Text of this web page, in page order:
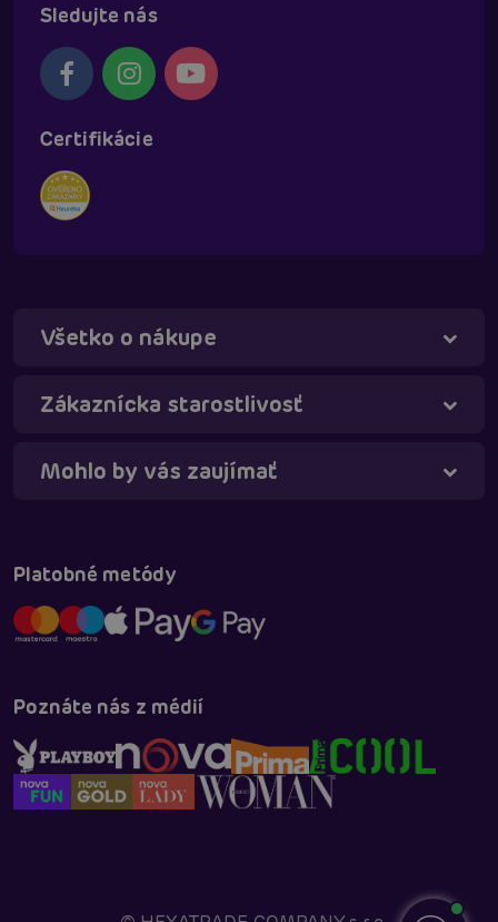
Sledujte nás
Certifikácie
Všetko o nákupe
Zákaznícka starostlivosť
Mohlo by vás zaujímať
Platobné metódy
Poznáte nás z médií
Táňa - virtuálna asistentka